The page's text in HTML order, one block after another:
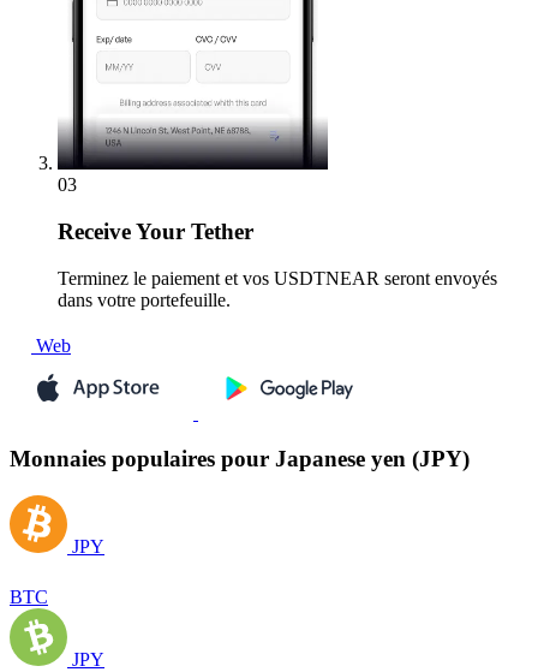
03
ReceiveYour Tether
Terminez le paiement et vos USDTNEAR seront envoyés
dans votre portefeuille.
Web
Monnaies populaires pour Japanese yen (JPY)
JPY
BTC
JPY